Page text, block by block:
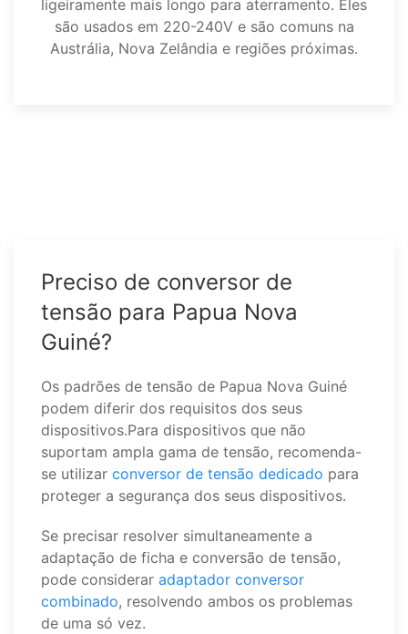
ligeiramente mais longo para aterramento. Eles
são usados em 220-240V e são comuns na
Austrália, Nova Zelândia e regiões próximas.
Preciso de conversor de
tensão para Papua Nova
Guiné?
Os padrões de tensão de Papua Nova Guiné
podem diferir dos requisitos dos seus
dispositivos.Para dispositivos que não
suportam ampla gama de tensão, recomenda-
se utilizar conversor de tensão dedicado para
proteger a segurança dos seus dispositivos.
Se precisar resolver simultaneamente a
adaptação de ficha e conversão de tensão,
pode considerar adaptador conversor
combinado, resolvendo ambos os problemas
de uma só vez.